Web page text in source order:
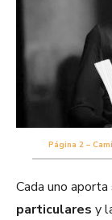
Página 2 –
Cada uno
particulares y